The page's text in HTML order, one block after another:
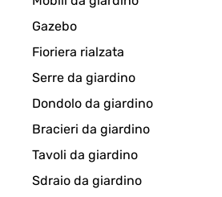
Gazebo
Fioriera rialzata
Serre da giardino
Dondolo da giardino
Bracieri da giardino
Tavoli da giardino
Sdraio da giardino